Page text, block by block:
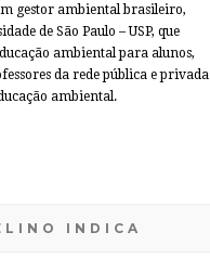
gestor ambiental brasileiro,
de São Paulo – USP, que
ambiental para alunos,
da rede pública e privada
ambiental.
INDICA